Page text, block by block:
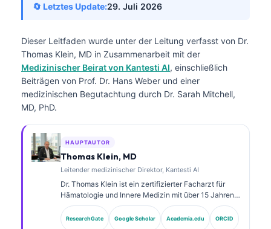
🔄 Letztes Update:29. Juli 2026
Dieser Leitfaden wurde unter der Leitung verfasst von Dr.
Thomas Klein, MD in Zusammenarbeit mit der
Medizinischer Beirat von Kantesti AI, einschließlich
Beiträgen von Prof. Dr. Hans Weber und einer
medizinischen Begutachtung durch Dr. Sarah Mitchell,
MD, PhD.
HAUPTAUTOR
Thomas Klein, MD
Leitender medizinischer Direktor, Kantesti AI
Dr. Thomas Klein ist ein zertifizierter Facharzt für
Hämatologie und Innere Medizin mit über 15 Jahren
Erfahrung in der Labormedizin und in der KI-
gestützten klinischen Analyse. Als Chief Medical
ResearchGate Google Scholar Academia.edu ORCID